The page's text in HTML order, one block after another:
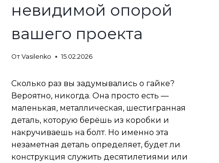
невидимой опорой
вашего проекта
От Vasilenko 15.02.2026
Сколько раз вы задумывались о гайке?
Вероятно, никогда. Она просто есть —
маленькая, металлическая, шестигранная
деталь, которую берёшь из коробки и
накручиваешь на болт. Но именно эта
незаметная деталь определяет, будет ли
конструкция служить десятилетиями или